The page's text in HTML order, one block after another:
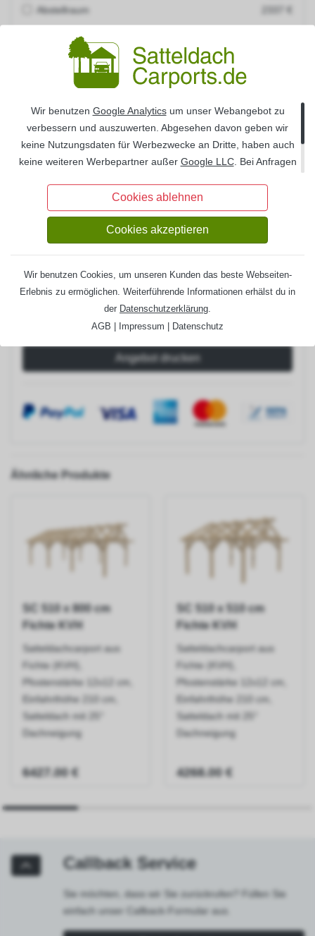
Abstellraum
Seitenwand :
Seitenwand links
Seitenwand rechts
H-Pfostenanker:
Information
Set H-Pfostenanker 12x12 cm
120 €
Set H-Pfostenanker 14x14 cm
204 €
Regenrinnenset Metall (anthrazit)
918 €
Gesamtpreis:
6.138,00 €
Angebot drucken
Ähnliche Produkte
SC 510 x 800 cm
Fichte KVH
Satteldachcarport aus
Fichte (KVH),
Pfostenstärke 12x12 cm,
Einfahrthöhe 210 cm,
Satteldach mit 25°
Dachneigung
6427.00 €
SC 510 x 510 cm
Fichte KVH
Satteldachcarport aus
Fichte (KVH),
Pfostenstärke 12x12 cm,
Einfahrthöhe 210 cm,
Satteldach mit 25°
Dachneigung
4268.00 €
Callback Service
Sie möchten, dass wir Sie zurückrufen? Füllen Sie
einfach unser Callback-Formular aus.
Wir benutzen Google Analyticsum unser Webangebot zu
verbessern und auszuwerten. Abgesehen davon geben wir
keine Nutzungsdaten für Werbezwecke an Dritte, haben auch
keine weiteren Werbepartner außer Google LLC. Bei Anfragen
-konform auf deutschen Servern gespeichert
und auf Wunsch Ihrerseits gelöscht.
Cookies ablehnen
Cookies akzeptieren
Wir benutzen Cookies, um unseren Kunden das beste Webseiten-
Erlebnis zu ermöglichen. Weiterführende Informationen erhälst du in
der Datenschutzerklärung
AGB
Impressum Datenschutz